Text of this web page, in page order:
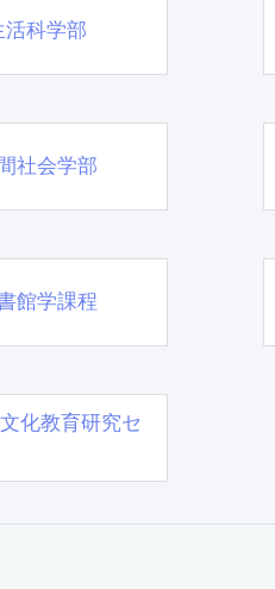
活科学部
社会学部
館学課程
化教育研究セ